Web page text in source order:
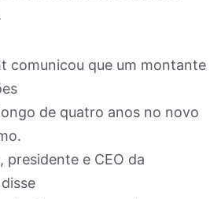
comunicou que um montante
de quatro anos no novo
presidente e CEO da